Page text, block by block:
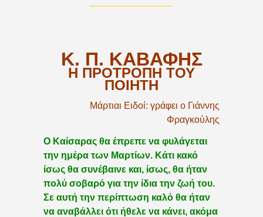
Κ. Π. ΚΑΒΑΦΗΣ
Η ΠΡΟΤΡΟΠΗ ΤΟΥ
ΠΟΙΗΤΗ
Μάρτιαι Ειδοί: γράφει ο Γιάννης
Φραγκούλης
Ο Καίσαρας θα έπρεπε να φυλάγεται
την ημέρα των Μαρτίων. Κάτι κακό
ίσως θα συνέβαινε και, ίσως, θα ήταν
πολύ σοβαρό για την ίδια την ζωή του.
Σε αυτή την περίπτωση καλό θα ήταν
να αναβάλλει ότι ήθελε να κάνει, ακόμα